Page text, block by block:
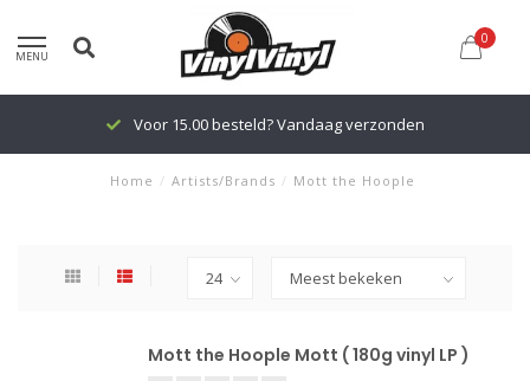
MENU
0
Voor 15.00 besteld? Vandaag verzonden
Home / Artists/Brands / Mott the Hoople
Mott the Hoople Mott ( 180g vinyl LP )